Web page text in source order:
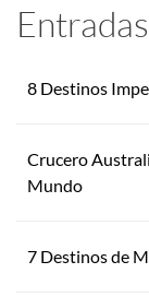
8 Destinos
Crucero
Mundo
7 Destinos de